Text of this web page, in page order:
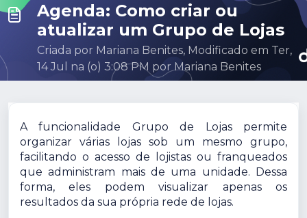
Agenda: Como criar ou
atualizar um Grupo de Lojas
Criada por Mariana Benites, Modificado em Ter,
14 Jul na (o) 3:08 PM por Mariana Benites
A funcionalidade Grupo de Lojas permite
organizar várias lojas sob um mesmo grupo,
facilitando o acesso de lojistas ou franqueados
que administram mais de uma unidade. Dessa
forma, eles podem visualizar apenas os
resultados da sua própria rede de lojas.